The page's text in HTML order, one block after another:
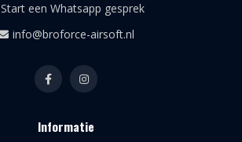
Start een Whatsapp gesprek
info@broforce-airsoft.nl
Informatie